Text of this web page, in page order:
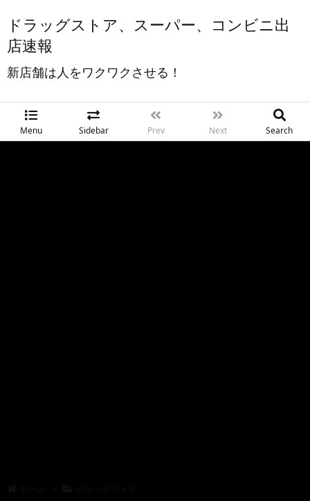
ドラッグストア、スーパー、コンビニ出
店速報
新店舗は人をワクワクさせる！
Menu Sidebar Prev Next Search